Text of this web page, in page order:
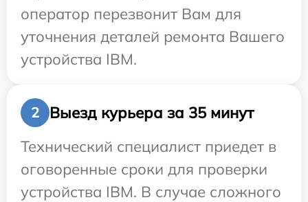
оператор перезвонит Вам для
уточнения деталей ремонта Вашего
устройства IBM.
2
Выезд курьера за 35 минут
Технический специалист приедет в
оговоренные сроки для проверки
устройства IBM. В случае сложного